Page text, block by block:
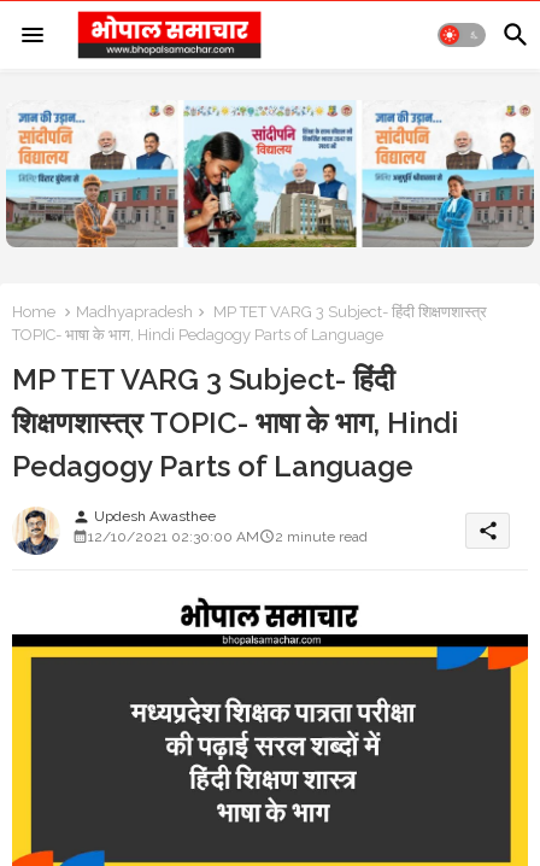
Home Madhyapradesh
MP TET VARG 3 Subject- हिंदी शिक्षणशास्त्र
TOPIC- भाषा के भाग, Hindi Pedagogy Parts of Language
MP TET VARG 3 Subject- हिंदी
शिक्षणशास्त्र TOPIC- भाषा के भाग, Hindi
Pedagogy Parts of Language
person Updesh Awasthee
12/10/2021 02:30:00 AM
2 minute read share